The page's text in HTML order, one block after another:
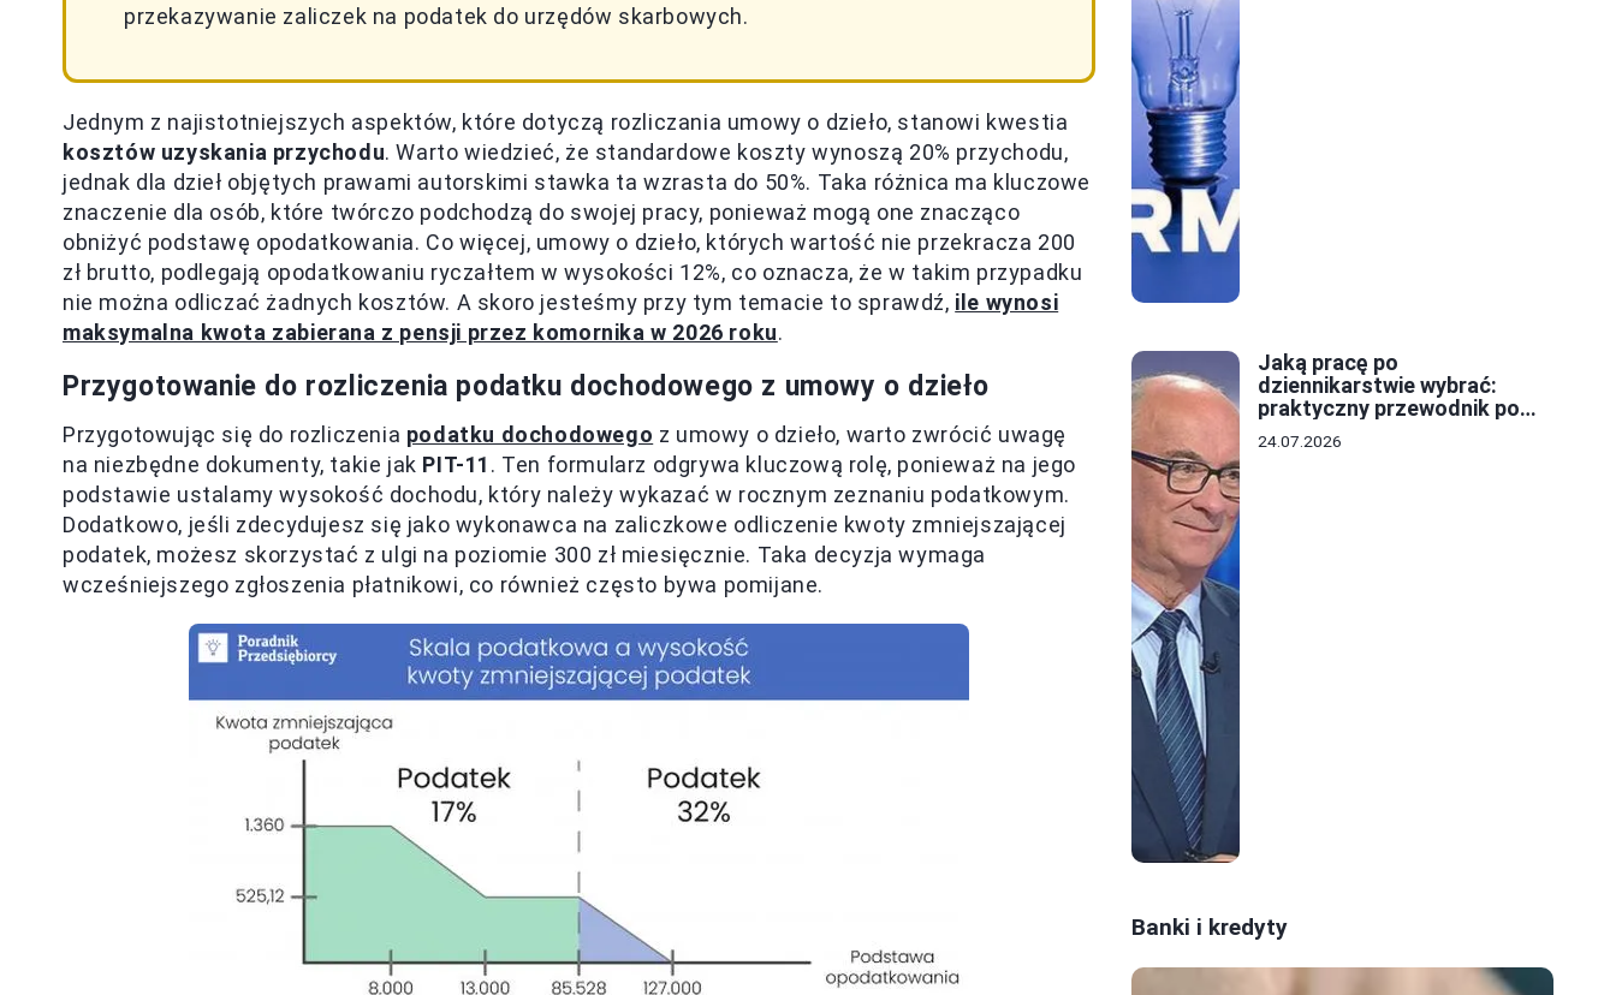
przekazywanie zaliczek na podatek do urzędów skarbowych.
Jednym z najistotniejszych aspektów, które dotyczą rozliczania umowy o dzieło, stanowi kwestia
kosztów uzyskania przychodu. Warto wiedzieć, że standardowe koszty wynoszą 20% przychodu,
jednak dla dzieł objętych prawami autorskimi stawka ta wzrasta do 50%. Taka różnica ma kluczowe
znaczenie dla osób, które twórczo podchodzą do swojej pracy, ponieważ mogą one znacząco
obniżyć podstawę opodatkowania. Co więcej, umowy o dzieło, których wartość nie przekracza 200
zł brutto, podlegają opodatkowaniu ryczałtem w wysokości 12%, co oznacza, że w takim przypadku
nie można odliczać żadnych kosztów. A skoro jesteśmy przy tym temacie to sprawdź, ile wynosi
maksymalna kwota zabierana z pensji przez komornika w 2026 roku.
Przygotowanie do rozliczenia podatku dochodowego z umowy o dzieło
Przygotowując się do rozliczenia podatku dochodowego z umowy o dzieło, warto zwrócić uwagę
na niezbędne dokumenty, takie jak PIT-11 . Ten formularz odgrywa kluczową rolę, ponieważ na jego
podstawie ustalamy wysokość dochodu, który należy wykazać w rocznym zeznaniu podatkowym.
Dodatkowo, jeśli zdecydujesz się jako wykonawca na zaliczkowe odliczenie kwoty zmniejszającej
podatek, możesz skorzystać z ulgi na poziomie 300 zł miesięcznie. Taka decyzja wymaga
wcześniejszego zgłoszenia płatnikowi, co również często bywa pomijane.
Jaką pracę po
dziennikarstwie wybrać:
praktyczny przewodnik po
ścieżkach kariery
24.07.2026
Banki i kredyty